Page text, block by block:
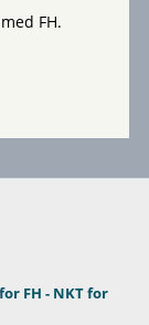
FH.
FH - NKT for